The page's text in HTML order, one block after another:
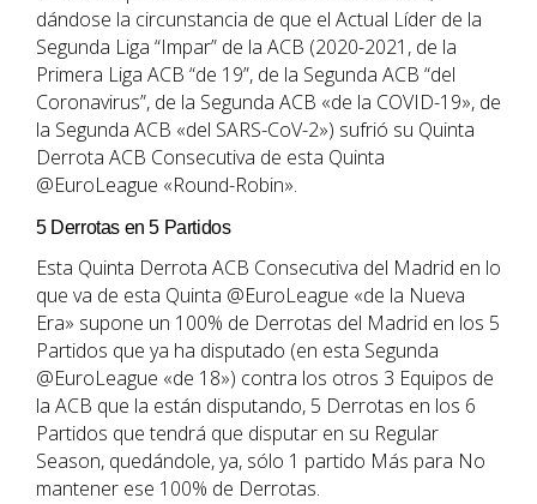
dándose la circunstancia de que el Actual Líder de la
Segunda Liga “Impar” de la ACB (2020-2021, de la
Primera Liga ACB “de 19”, de la Segunda ACB “del
Coronavirus”, de la Segunda ACB «de la COVID-19», de
la Segunda ACB «del SARS-CoV-2») sufrió su Quinta
Derrota ACB Consecutiva de esta Quinta
@EuroLeague «Round-Robin».
5 Derrotas en 5 Partidos
Esta Quinta Derrota ACB Consecutiva del Madrid en lo
que va de esta Quinta @EuroLeague «de la Nueva
Era» supone un 100% de Derrotas del Madrid en los 5
Partidos que ya ha disputado (en esta Segunda
@EuroLeague «de 18») contra los otros 3 Equipos de
la ACB que la están disputando, 5 Derrotas en los 6
Partidos que tendrá que disputar en su Regular
Season, quedándole, ya, sólo 1 partido Más para No
mantener ese 100% de Derrotas.